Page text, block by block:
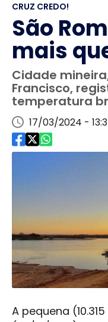
CRUZ CREDO!
São
mais
Cidade
Francisco,
temperatura
17/03/2024 -
A pequena